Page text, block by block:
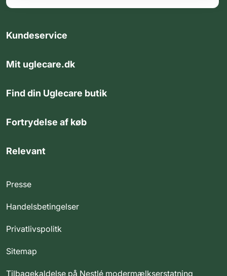
Kundeservice
Mit uglecare.dk
Find din Uglecare butik
Fortrydelse af køb
Relevant
Presse
Handelsbetingelser
Privatlivspolitk
Sitemap
Tilbagekaldelse på Nestlé modermælkserstatning